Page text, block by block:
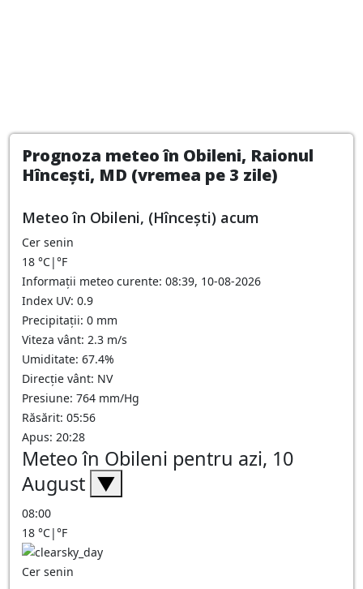
Prognoza meteo în Obileni, Raionul
Hîncești, MD (vremea pe 3 zile)
Meteo în Obileni, (Hîncești) acum
Cer senin
18 °C|°F
Informații meteo curente: 08:39, 10-08-2026
Index UV: 0.9
Precipitații: 0 mm
Viteza vânt: 2.3 m/s
Umiditate: 67.4%
Direcție vânt: NV
Presiune: 764 mm/Hg
Răsărit: 05:56
Apus: 20:28
Meteo în Obileni pentru azi, 10
August ▼
08:00
18 °C|°F
Cer senin